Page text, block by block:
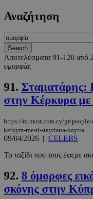
Αναζήτηση
Αποτελέσματα 91-120 από
ομορφία.
91. Σταματάρης:
στην Κέρκυρα
https://m.must.com.cy/gr/
kerkyra-me-ti-stayriana-koytra
09/04/2026 | CELEBS
Το ταξίδι που τους έφερε
92. 8 όμορφες
σκόνης στην